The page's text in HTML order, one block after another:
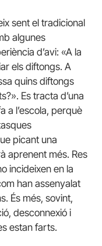
sent el tradicional
algunes
d’avi: «A la
els diftongs. A
quins diftongs
Es tracta d’una
a l’escola, perquè
picant una
aprenent més. Res
incideixen en la
han assenyalat
És més, sovint,
desconnexió i
estan farts.